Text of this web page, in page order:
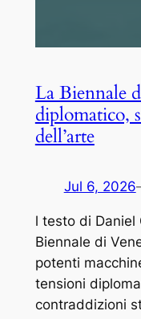
La Biennale
diplomatico,
dell’arte
Jul 6, 2026
l testo di Daniel
Biennale di
potenti
tensioni
contraddizioni